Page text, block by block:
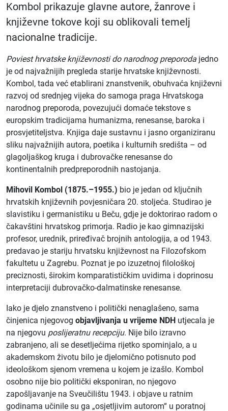
Kombol prikazuje glavne autore, žanrove i
književne tokove koji su oblikovali temelj
nacionalne tradicije.
Poviest hrvatske književnosti do narodnog preporoda jedno
je od najvažnijih pregleda starije hrvatske književnosti.
Kombol, tada već etablirani znanstvenik, obuhvaća književni
razvoj od srednjeg vijeka do samoga praga Hrvatskoga
narodnog preporoda, povezujući domaće tekstove s
europskim tradicijama humanizma, renesanse, baroka i
prosvjetiteljstva. Knjiga daje sustavnu i jasno organiziranu
sliku najvažnijih autora, poetika i kulturnih središta – od
glagoljaškog kruga i dubrovačke renesanse do
kontinentalnih predpreporodnih nastojanja.
Mihovil Kombol (1875.–1955.) bio je jedan od ključnih
hrvatskih književnih povjesničara 20. stoljeća. Studirao je
slavistiku i germanistiku u Beču, gdje je doktorirao radom o
čakavštini hrvatskog primorja. Radio je kao gimnazijski
profesor, urednik, priređivač brojnih antologija, a od 1943.
predavao je stariju hrvatsku književnost na Filozofskom
fakultetu u Zagrebu. Poznat je po izuzetnoj filološkoj
preciznosti, širokim komparatističkim uvidima i doprinosu
interpretaciji dubrovačko-dalmatinske renesanse.
Iako je djelo znanstveno i politički nenaglašeno, sama
činjenica njegovog objavljivanja u vrijeme NDH utjecala je
na njegovu poslijeratnu recepciju. Nije bilo izravno
zabranjeno, ali se desetljećima rijetko spominjalo, a u
akademskom životu bilo je djelomično potisnuto pod
ideološkom sjenom vremena u kojem je izašlo. Kombol
osobno nije bio politički eksponiran, no njegovo
zapošljavanje na Sveučilištu 1943. i objave u ratnim
godinama učinile su ga „osjetljivim autorom“ u poratnoj